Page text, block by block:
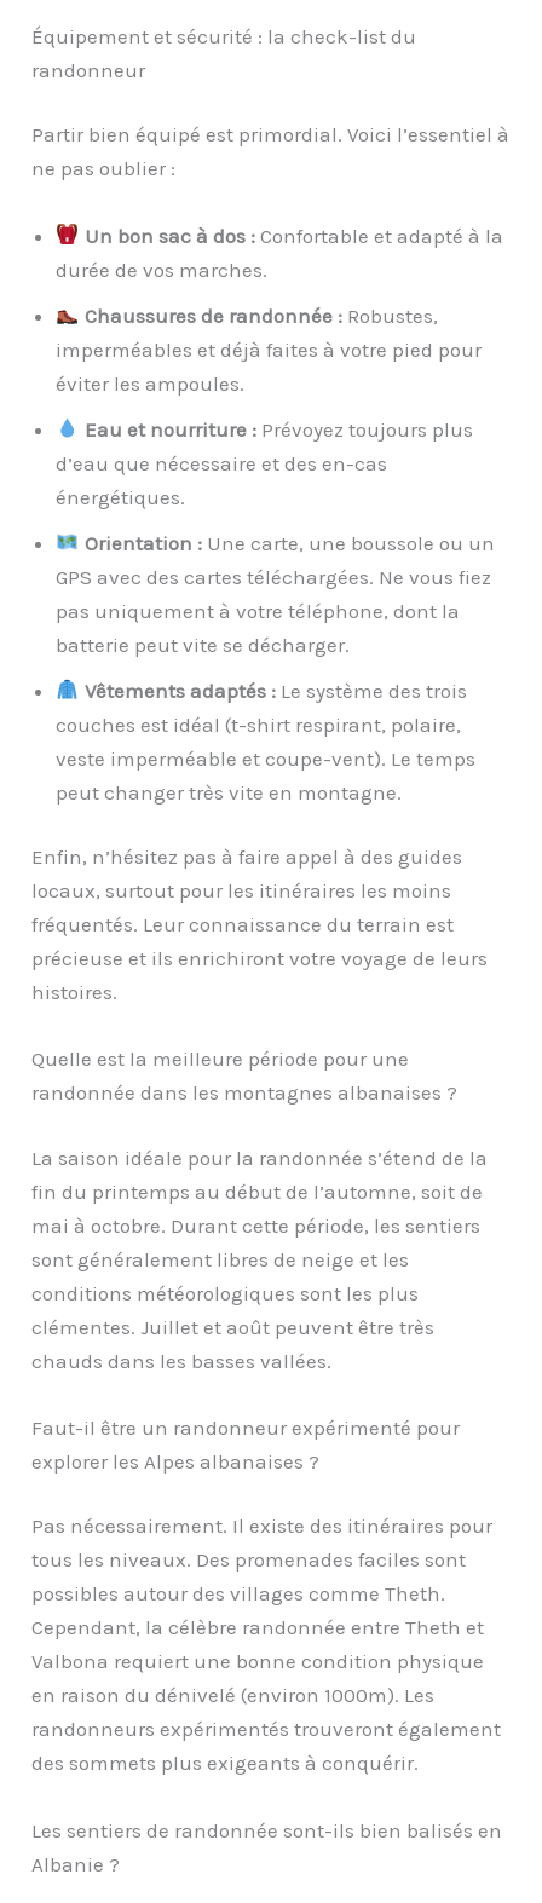
Équipement et sécurité : la check-list du
randonneur
Partir bien équipé est primordial. Voici l’essentiel à
ne pas oublier :
Un bon sac à dos :Confortable et adapté à la
durée de vos marches.
Chaussures de randonnée :Robustes,
imperméables et déjà faites à votre pied pour
éviter les ampoules.
Eau et nourriture :Prévoyez toujours plus
d’eau que nécessaire et des en-cas
énergétiques.
Orientation :Une carte, une boussole ou un
GPS avec des cartes téléchargées. Ne vous fiez
pas uniquement à votre téléphone, dont la
batterie peut vite se décharger.
Vêtements adaptés :Le système des trois
couches est idéal (t-shirt respirant, polaire,
veste imperméable et coupe-vent). Le temps
peut changer très vite en montagne.
Enfin, n’hésitez pas à faire appel à des guides
locaux, surtout pour les itinéraires les moins
fréquentés. Leur connaissance du terrain est
précieuse et ils enrichiront votre voyage de leurs
histoires.
Quelle est la meilleure période pour une
randonnée dans les montagnes albanaises ?
La saison idéale pour la randonnée s’étend de la
fin du printemps au début de l’automne, soit de
mai à octobre. Durant cette période, les sentiers
sont généralement libres de neige et les
conditions météorologiques sont les plus
clémentes. Juillet et août peuvent être très
chauds dans les basses vallées.
Faut-il être un randonneur expérimenté pour
explorer les Alpes albanaises ?
Pas nécessairement. Il existe des itinéraires pour
tous les niveaux. Des promenades faciles sont
possibles autour des villages comme Theth.
Cependant, la célèbre randonnée entre Theth et
Valbona requiert une bonne condition physique
en raison du dénivelé (environ 1000m). Les
randonneurs expérimentés trouveront également
des sommets plus exigeants à conquérir.
Les sentiers de randonnée sont-ils bien balisés en
Albanie ?